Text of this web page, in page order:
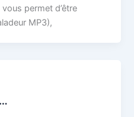
permet d’être
MP3),